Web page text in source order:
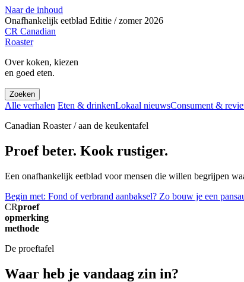
Naar de inhoud
Onafhankelijk eetblad Editie / zomer 2026
CR Canadian
Roaster
Over koken, kiezen
en goed eten.
Zoeken
Alle verhalen Eten & drinkenLokaal nieuwsConsument &
Canadian Roaster / aan de keukentafel
Proef beter. Kook rustiger.
Een onafhankelijk eetblad voor mensen die willen begrijpen
Begin met: Fond of verbrand aanbaksel? Zo bouw je een
CRproef
opmerking
methode
De proeftafel
Waar heb je vandaag zin in?